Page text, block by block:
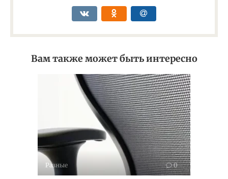
Вам также может быть интересно
Разные 0